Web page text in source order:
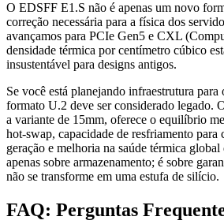
O EDSFF E1.S não é apenas um novo
correção necessária para a física dos
avançamos para PCIe Gen5 e CXL
densidade térmica por centímetro cúbico
insustentável para designs antigos.
Se você está planejando infraestrutura
formato U.2 deve ser considerado legado.
a variante de 15mm, oferece o equilíbrio
hot-swap, capacidade de resfriamento para
geração e melhoria na saúde térmica
apenas sobre armazenamento; é sobre
não se transforme em uma estufa de silício.
FAQ: Perguntas